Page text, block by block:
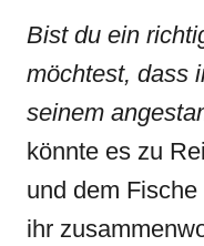
Bist du ein
möchtest, dass
seinem
könnte es zu
und dem
ihr